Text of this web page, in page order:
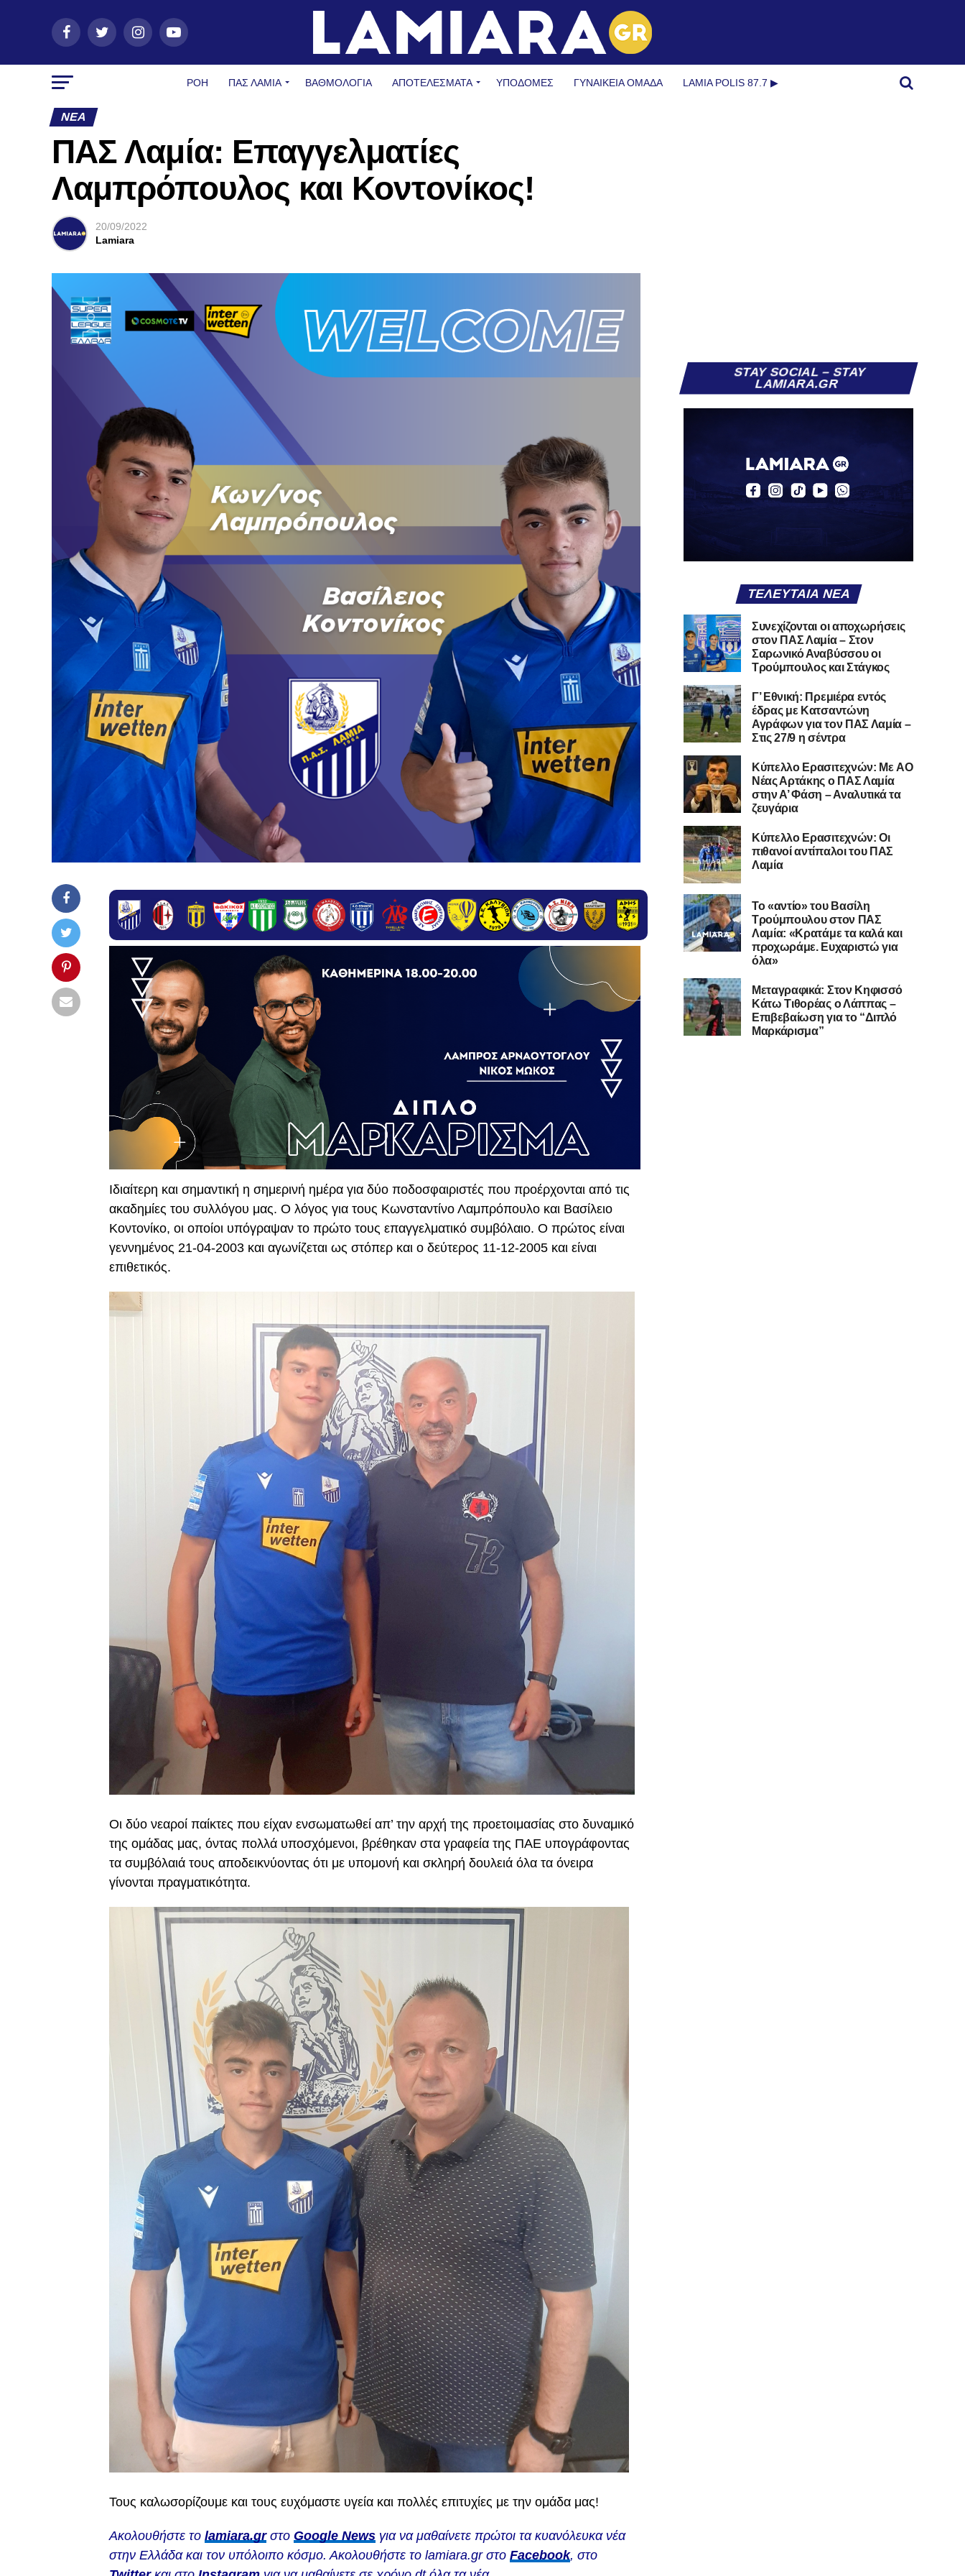
ΡΟΗ ΠΑΣ ΛΑΜΊΑ ΒΑΘΜΟΛΟΓΙΑ ΑΠΟΤΕΛΕΣΜΑΤΑ ΥΠΟΔΟΜΈΣ ΓΥΝΑΙΚΕΊΑ ΟΜΆΔΑ LAMIA POLIS 87.7 ▶︎
ΝΈΑ
ΠΑΣ Λαμία: Επαγγελματίες
Λαμπρόπουλος και Κοντονίκος!
20/09/2022
Lamiara
Ιδιαίτερη και σημαντική η σημερινή ημέρα για δύο ποδοσφαιριστές που προέρχονται από τις
ακαδημίες του συλλόγου μας. Ο λόγος για τους Κωνσταντίνο Λαμπρόπουλο και Βασίλειο
Κοντονίκο, οι οποίοι υπόγραψαν το πρώτο τους επαγγελματικό συμβόλαιο. Ο πρώτος είναι
γεννημένος 21-04-2003 και αγωνίζεται ως στόπερ και ο δεύτερος 11-12-2005 και είναι
επιθετικός.
Οι δύο νεαροί παίκτες που είχαν ενσωματωθεί απ’ την αρχή της προετοιμασίας στο δυναμικό
της ομάδας μας, όντας πολλά υποσχόμενοι, βρέθηκαν στα γραφεία της ΠΑΕ υπογράφοντας
τα συμβόλαιά τους αποδεικνύοντας ότι με υπομονή και σκληρή δουλειά όλα τα όνειρα
γίνονται πραγματικότητα.
Τους καλωσορίζουμε και τους ευχόμαστε υγεία και πολλές επιτυχίες με την ομάδα μας!
Ακολουθήστε το lamiara.grστο Google News για να μαθαίνετε πρώτοι τα κυανόλευκα νέα
στην Ελλάδα και τον υπόλοιπο κόσμο. Ακολουθήστε το lamiara.gr στο Facebook, στο
STAY SOCIAL – STAY
LAMIARA.GR
ΤΕΛΕΥΤΑΊΑ ΝΈΑ
Συνεχίζονται οι αποχωρήσεις
στον ΠΑΣ Λαμία – Στον
Σαρωνικό Αναβύσσου οι
Τρούμπουλος και Στάγκος
Γ’ Εθνική: Πρεμιέρα εντός
έδρας με Κατσαντώνη
Αγράφων για τον ΠΑΣ Λαμία –
Στις 27/9 η σέντρα
Kύπελλο Ερασιτεχνών: Με AO
Nέας Αρτάκης ο ΠΑΣ Λαμία
στην Α’ Φάση – Αναλυτικά τα
ζευγάρια
Κύπελλο Ερασιτεχνών: Οι
πιθανοί αντίπαλοι του ΠΑΣ
Λαμία
Το «αντίο» του Βασίλη
Τρούμπουλου στον ΠΑΣ
Λαμία: «Κρατάμε τα καλά και
προχωράμε. Ευχαριστώ για
όλα»
Μεταγραφικά: Στον Κηφισσό
Κάτω Τιθορέας ο Λάππας –
Επιβεβαίωση για το “Διπλό
Μαρκάρισμα”